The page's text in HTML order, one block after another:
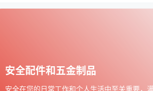
安全配件和五金制品